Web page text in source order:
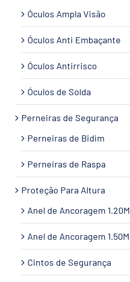
Óculos Ampla Visão
Óculos Anti Embaçante
Óculos Antirrisco
Óculos de Solda
Perneiras de Segurança
Perneiras de Bidim
Perneiras de Raspa
Proteção Para Altura
Anel de Ancoragem 1.20M
Anel de Ancoragem 1.50M
Cintos de Segurança